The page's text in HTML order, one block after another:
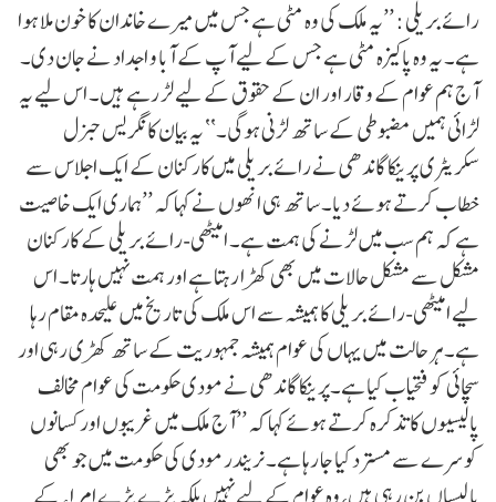
رائے بریلی : ’’یہ ملک کی وہ مٹی ہے جس میں میرے خاندان کا خون ملا ہوا
ہے۔ یہ وہ پاکیزہ مٹی ہے جس کے لیے آپ کے آبا و اجداد نے جان دی۔
آج ہم عوام کے وقار اور ان کے حقوق کے لیے لڑ رہے ہیں۔ اس لیے یہ
لڑائی ہمیں مضبوطی کے ساتھ لڑنی ہوگی۔‘‘ یہ بیان کانگریس جنرل
سکریٹری پرینکا گاندھی نے رائے بریلی میں کارکنان کے ایک اجلاس سے
خطاب کرتے ہوئے دیا۔ ساتھ ہی انھوں نے کہا کہ ’’ہماری ایک خاصیت
ہے کہ ہم سب میں لڑنے کی ہمت ہے۔ امیٹھی-رائے بریلی کے کارکنان
مشکل سے مشکل حالات میں بھی کھڑا رہتا ہے اور ہمت نہیں ہارتا۔ اس
لیے امیٹھی-رائے بریلی کا ہمیشہ سے اس ملک کی تاریخ میں علیحدہ مقام رہا
ہے۔ ہر حالت میں یہاں کی عوام ہمیشہ جمہوریت کے ساتھ کھڑی رہی اور
سچائی کو فتحیاب کیا ہے۔پرینکا گاندھی نے مودی حکومت کی عوام مخالف
پالیسیوں کا تذکرہ کرتے ہوئے کہا کہ ’’آج ملک میں غریبوں اور کسانوں
کو سرے سے مسترد کیا جا رہا ہے۔ نریندر مودی کی حکومت میں جو بھی